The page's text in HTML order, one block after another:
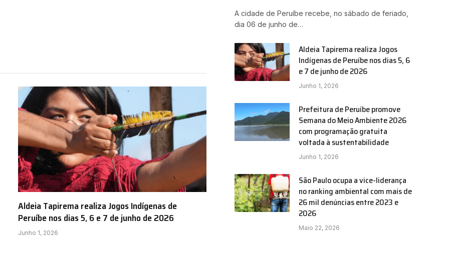
Aldeia Tapirema realiza Jogos Indígenas de
Peruíbe nos dias 5, 6 e 7 de junho de 2026
Junho 1, 2026
A cidade de Peruíbe recebe, no sábado de feriado,
dia 06 de junho de…
Aldeia Tapirema realiza Jogos
Indígenas de Peruíbe nos dias 5, 6
e 7 de junho de 2026
Junho 1, 2026
Prefeitura de Peruíbe promove
Semana do Meio Ambiente 2026
com programação gratuita
voltada à sustentabilidade
Junho 1, 2026
São Paulo ocupa a vice-liderança
no ranking ambiental com mais de
26 mil denúncias entre 2023 e
2026
Maio 22, 2026